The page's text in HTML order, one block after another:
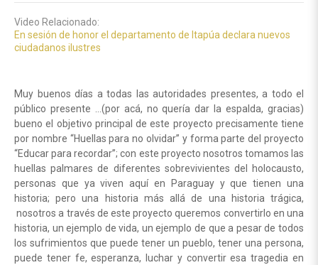
Video Relacionado:
En sesión de honor el departamento de Itapúa declara nuevos
ciudadanos ilustres
Muy buenos días a todas las autoridades presentes, a todo el
público presente …(por acá, no quería dar la espalda, gracias)
bueno el objetivo principal de este proyecto precisamente tiene
por nombre “Huellas para no olvidar” y forma parte del proyecto
“Educar para recordar”; con este proyecto nosotros tomamos las
huellas palmares de diferentes sobrevivientes del holocausto,
personas que ya viven aquí en Paraguay y que tienen una
historia; pero una historia más allá de una historia trágica,
nosotros a través de este proyecto queremos convertirlo en una
historia, un ejemplo de vida, un ejemplo de que a pesar de todos
los sufrimientos que puede tener un pueblo, tener una persona,
puede tener fe, esperanza, luchar y convertir esa tragedia en